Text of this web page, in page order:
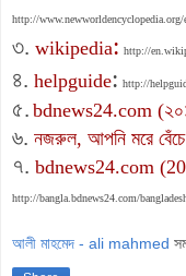
http://
৩. wikipedia: http://
৪. helpguide: http://
৫. bdnews24.com
৬. নজরুল, আপনি মরে
৭. bdnews24.com
http://bangla.bdnews24.com/
আলী মাহমেদ - ali mahmed